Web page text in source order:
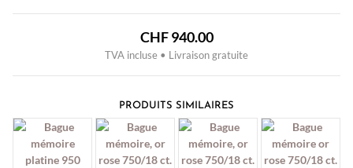
CHF940.00
TVA incluse • Livraison gratuite
PRODUITS SIMILAIRES